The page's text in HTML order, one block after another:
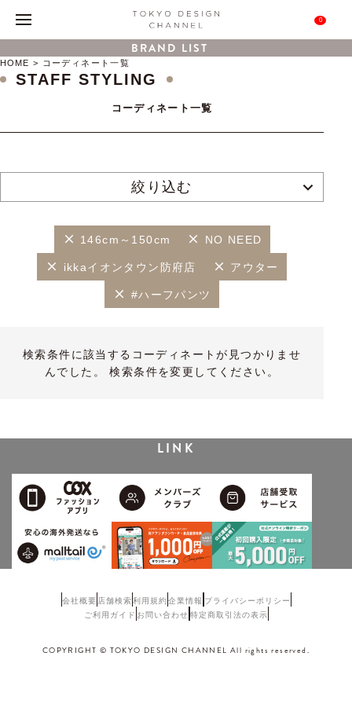
0
BRAND LIST
HOME コーディネート一覧
STAFF STYLING
コーディネート一覧
絞り込む
146cm～150cm NO NEED
ikkaイオンタウン防府店 アウター
#ハーフパンツ
検索条件に該当するコーディネートが見つかりませ
んでした。 検索条件を変更してください。
LINK
会社概要 店舗検索利用規約企業情報 プライバシーポリシー
ご利用ガイド お問い合わせ 特定商取引法の表示
COPYRIGHT © TOKYO DESIGN CHANNEL All rights reserved.